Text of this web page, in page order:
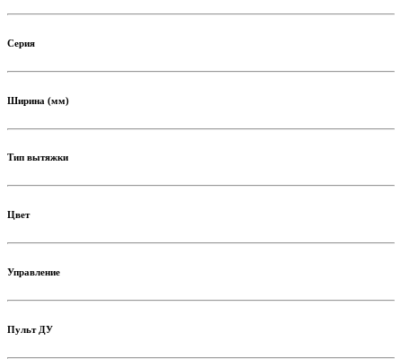
Серия
Ширина (мм)
Тип вытяжки
Цвет
Управление
Пульт ДУ